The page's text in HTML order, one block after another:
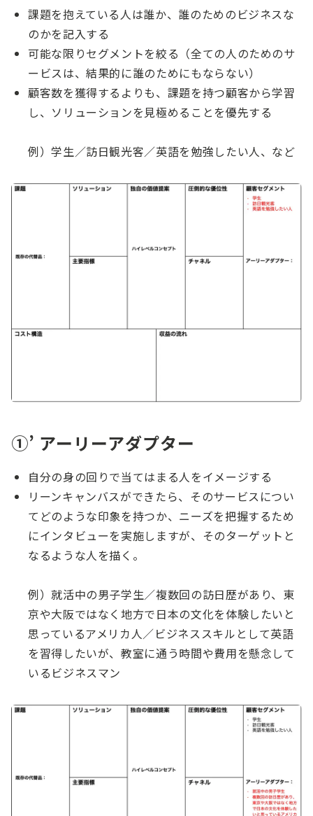
課題を抱えている人は誰か、誰のためのビジネスな
のかを記入する
可能な限りセグメントを絞る（全ての人のためのサ
ービスは、結果的に誰のためにもならない）
顧客数を獲得するよりも、課題を持つ顧客から学習
し、ソリューションを見極めることを優先する
例）学生／訪日観光客／英語を勉強したい人、など
①’ アーリーアダプター
自分の身の回りで当てはまる人をイメージする
リーンキャンバスができたら、そのサービスについ
てどのような印象を持つか、ニーズを把握するため
にインタビューを実施しますが、そのターゲットと
なるような人を描く。
例）就活中の男子学生／複数回の訪日歴があり、東
京や大阪ではなく地方で日本の文化を体験したいと
思っているアメリカ人／ビジネススキルとして英語
を習得したいが、教室に通う時間や費用を懸念して
いるビジネスマン